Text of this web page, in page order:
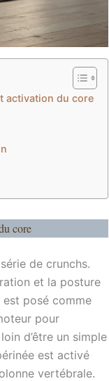
activation du core
core
de crunchs.
et la posture
est posé comme
pour
d’être un simple
est activé
vertébrale.